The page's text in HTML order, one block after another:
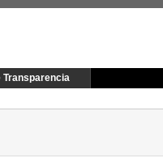
Transparencia